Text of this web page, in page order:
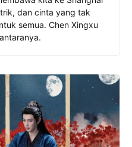
dan cinta yang tak
semua. Chen Xingxu